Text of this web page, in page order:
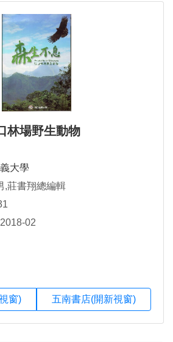
林場野生動物
大學
,莊書翔總編輯
02
窗) 五南書店(開新視窗)